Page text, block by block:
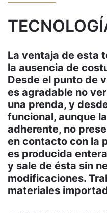
La ventaja de esta
la ausencia de
Desde el punto de
es agradable no
una prenda, y
funcional, aunque
adherente, no
en contacto con la
es producida
y sale de ésta sin
modificaciones.
materiales
Weight
Dimensions 50 × 30 ×
Talle 1, 2, 3